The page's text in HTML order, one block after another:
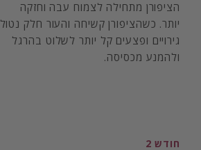
הציפורן מתחילה לצמוח עבה וחזקה
יותר. כשהציפורן קשיחה והעור חלק נטול
גירויים ופצעים קל יותר לשלוט בהרגל
ולהמנע מכסיסה.
חודש 2